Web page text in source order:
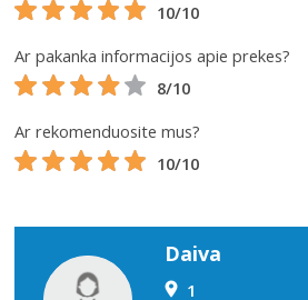
10/10
Ar pakanka informacijos apie prekes?
8/10
Ar rekomenduosite mus?
10/10
Daiva
1